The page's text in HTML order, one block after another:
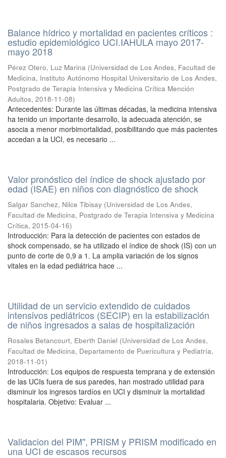
Balance hídrico y mortalidad en pacientes críticos :
estudio epidemiológico UCI.IAHULA mayo 2017-
mayo 2018
Pérez Otero, Luz Marina (Universidad de Los Andes, Facultad de
Medicina, Instituto Autónomo Hospital Universitario de Los Andes,
Postgrado de Terapia Intensiva y Medicina Crítica Mención
Adultos, 2018-11-08)
Antecedentes: Durante las últimas décadas, la medicina intensiva
ha tenido un importante desarrollo, la adecuada atención, se
asocia a menor morbimortalidad, posibilitando que más pacientes
accedan a la UCI, es necesario ...
Valor pronóstico del índice de shock ajustado por
edad (ISAE) en niños con diagnóstico de shock
Salgar Sanchez, Nilce Tibisay (Universidad de Los Andes,
Facultad de Medicina, Postgrado de Terapia Intensiva y Medicina
Crítica, 2015-04-16)
Introducción: Para la detección de pacientes con estados de
shock compensado, se ha utilizado el índice de shock (IS) con un
punto de corte de 0,9 a 1. La amplia variación de los signos
vitales en la edad pediátrica hace ...
Utilidad de un servicio extendido de cuidados
intensivos pediátricos (SECIP) en la estabilización
de niños ingresados a salas de hospitalización
Rosales Betancourt, Eberth Daniel (Universidad de Los Andes,
Facultad de Medicina, Departamento de Puericultura y Pediatría,
2018-11-01)
Introducción: Los equipos de respuesta temprana y de extensión
de las UCIs fuera de sus paredes, han mostrado utilidad para
disminuir los ingresos tardíos en UCI y disminuir la mortalidad
hospitalaria. Objetivo: Evaluar ...
Validacion del PIM", PRISM y PRISM modificado en
una UCI de escasos recursos